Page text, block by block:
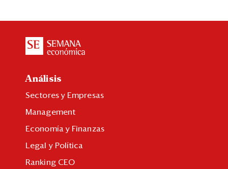
Análisis
Sectores y Empresas
Management
Economía y Finanzas
Legal y Política
Ranking CEO